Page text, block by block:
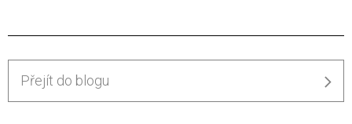
Přejít do blogu